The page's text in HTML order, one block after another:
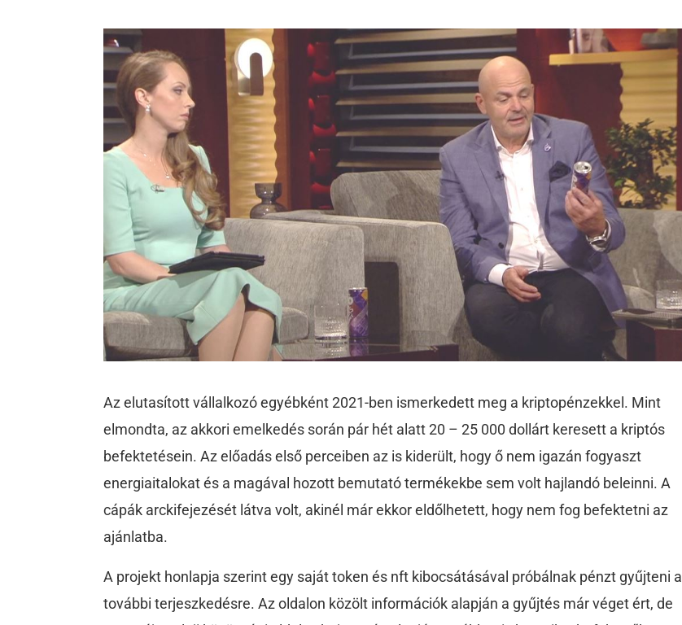
Az elutasított vállalkozó egyébként 2021-ben ismerkedett meg a kriptopénzekkel. Mint
elmondta, az akkori emelkedés során pár hét alatt 20 – 25 000 dollárt keresett a kriptós
befektetésein. Az előadás első perceiben az is kiderült, hogy ő nem igazán fogyaszt
energiaitalokat és a magával hozott bemutató termékekbe sem volt hajlandó beleinni. A
cápák arckifejezését látva volt, akinél már ekkor eldőlhetett, hogy nem fog befektetni az
ajánlatba.
A projekt honlapja szerint egy saját token és nft kibocsátásával próbálnak pénzt gyűjteni a
további terjeszkedésre. Az oldalon közölt információk alapján a gyűjtés már véget ért, de